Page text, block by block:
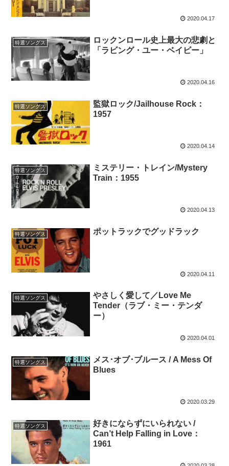
2020.04.17
特選ソングス
ロックンロール史上最大の悲劇と
「ラビング・ユー・ベイビー」
2020.04.16
特選ソングス
監獄ロック/Jailhouse Rock：
1957
2020.04.14
特選ソングス
ミステリー・トレイン/Mystery
Train：1955
2020.04.13
特選ソングス ポットラックでグッドラック
2020.04.11
特選ソングス
やさしく愛して／Love Me
Tender（ラブ・ミー・テンダ
ー）
2020.04.01
特選ソングス
メス･オブ･ブルース / A Mess Of
Blues
2020.03.29
特選ソングス
好きにならずにいられない /
Can’t Help Falling in Love：
1961